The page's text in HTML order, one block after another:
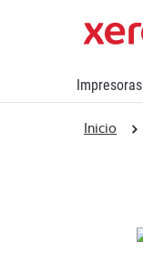
Impresoras
Inicio